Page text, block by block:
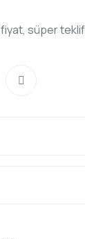
süper